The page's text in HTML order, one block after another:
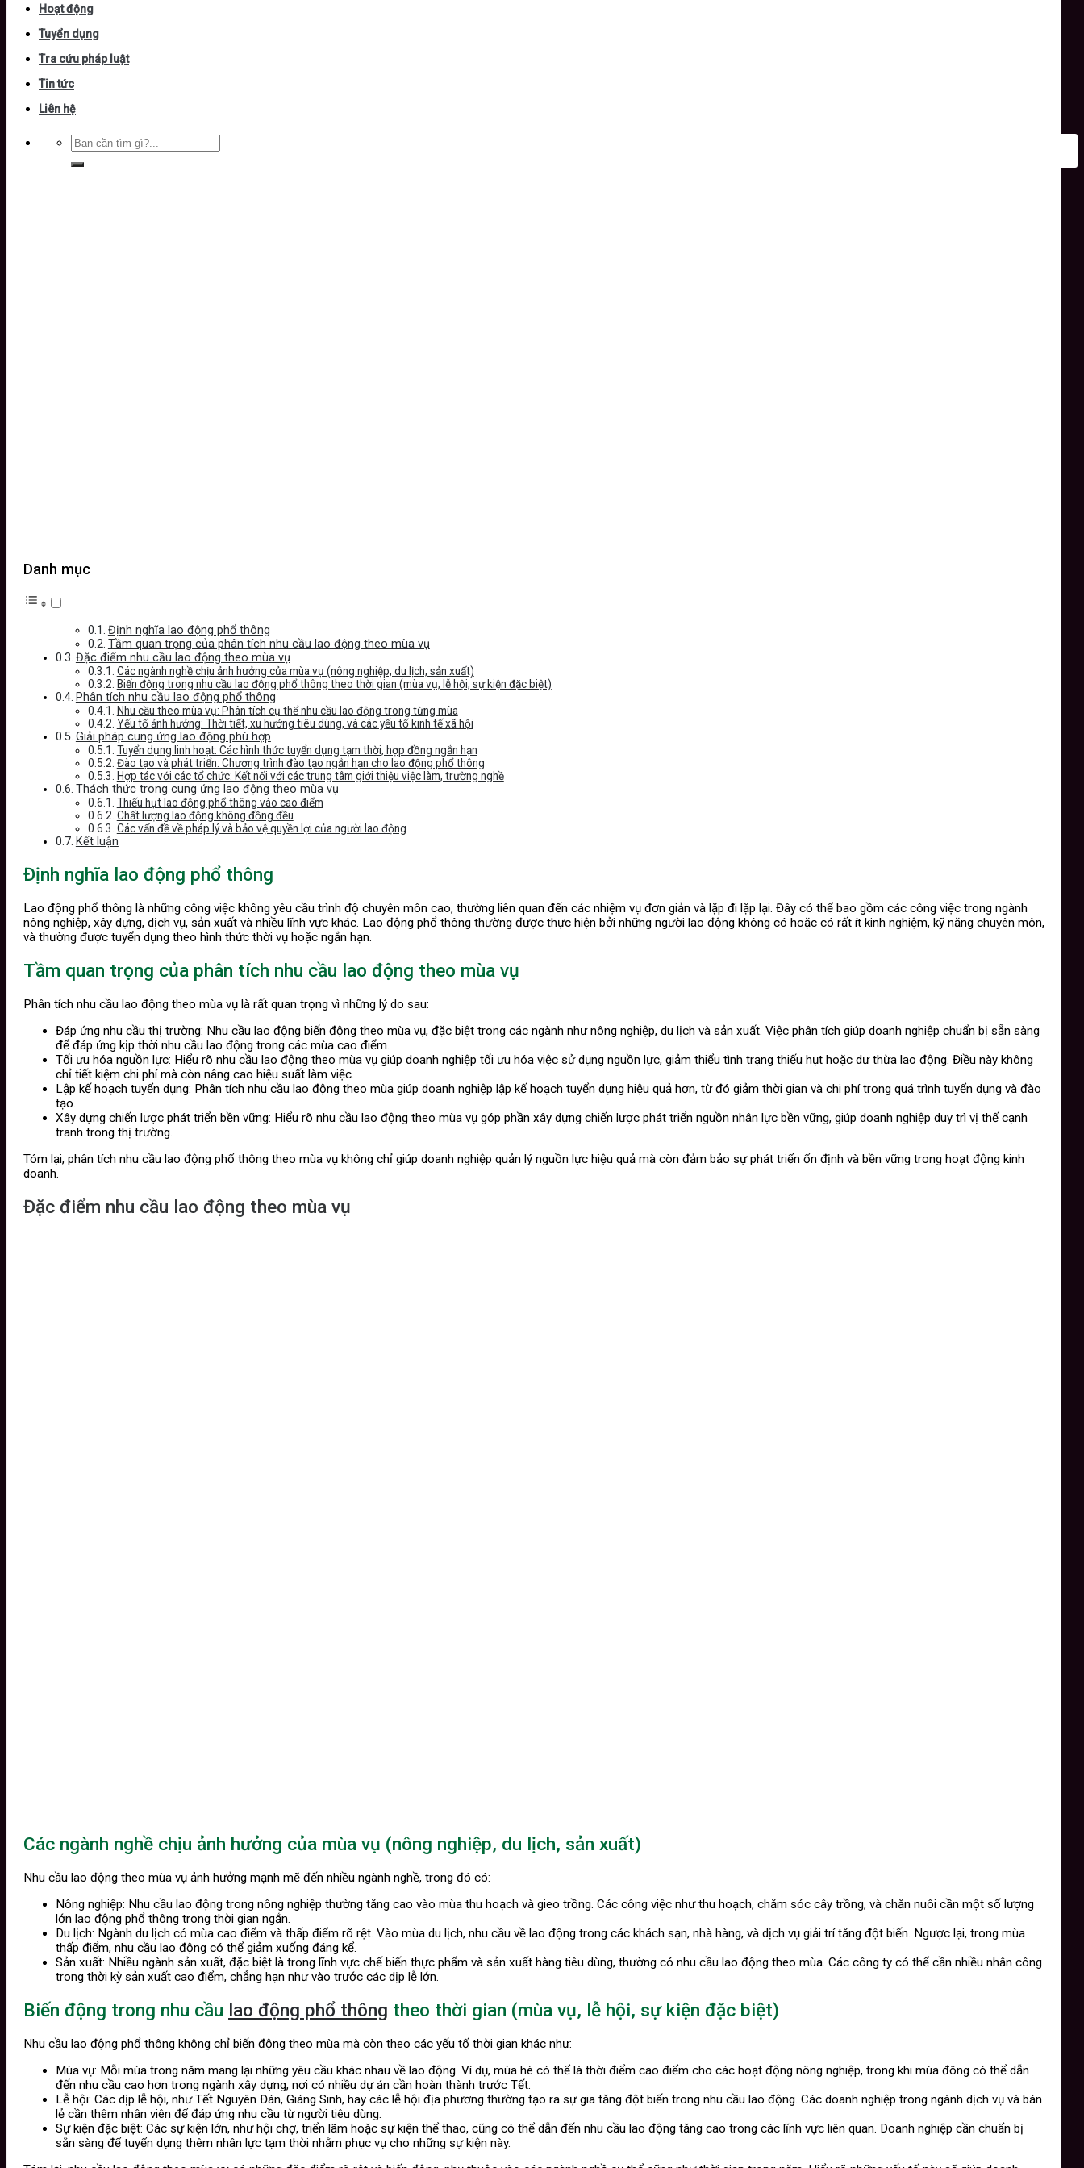
Hoạt động
Tuyển dụng
Tra cứu pháp luật
Tin tức
Liên hệ
Danh mục
Định nghĩa lao động phổ thông
Tầm quan trọng của phân tích nhu cầu lao động theo mùa vụ
Đặc điểm nhu cầu lao động theo mùa vụ
Các ngành nghề chịu ảnh hưởng của mùa vụ (nông nghiệp, du lịch, sản xuất)
Biến động trong nhu cầu lao động phổ thông theo thời gian (mùa vụ, lễ hội, sự kiện đặc biệt)
Phân tích nhu cầu lao động phổ thông
Nhu cầu theo mùa vụ: Phân tích cụ thể nhu cầu lao động trong từng mùa
Yếu tố ảnh hưởng: Thời tiết, xu hướng tiêu dùng, và các yếu tố kinh tế xã hội
Giải pháp cung ứng lao động phù hợp
Tuyển dụng linh hoạt: Các hình thức tuyển dụng tạm thời, hợp đồng ngắn hạn
Đào tạo và phát triển: Chương trình đào tạo ngắn hạn cho lao động phổ thông
Hợp tác với các tổ chức: Kết nối với các trung tâm giới thiệu việc làm, trường nghề
Thách thức trong cung ứng lao động theo mùa vụ
Thiếu hụt lao động phổ thông vào cao điểm
Chất lượng lao động không đồng đều
Các vấn đề về pháp lý và bảo vệ quyền lợi của người lao động
Kết luận
Định nghĩa lao động phổ thông
Lao động phổ thông là những công việc không yêu cầu trình độ chuyên môn cao, thường liên quan đến các nhiệm vụ đơn giản và lặp đi lặp lại. Đây có thể bao gồm các công việc trong ngành
nông nghiệp, xây dựng, dịch vụ, sản xuất và nhiều lĩnh vực khác. Lao động phổ thông thường được thực hiện bởi những người lao động không có hoặc có rất ít kinh nghiệm, kỹ năng chuyên môn,
và thường được tuyển dụng theo hình thức thời vụ hoặc ngắn hạn.
Tầm quan trọng của phân tích nhu cầu lao động theo mùa vụ
Phân tích nhu cầu lao động theo mùa vụ là rất quan trọng vì những lý do sau:
Đáp ứng nhu cầu thị trường: Nhu cầu lao động biến động theo mùa vụ, đặc biệt trong các ngành như nông nghiệp, du lịch và sản xuất. Việc phân tích giúp doanh nghiệp chuẩn bị sẵn sàng
để đáp ứng kịp thời nhu cầu lao động trong các mùa cao điểm.
Tối ưu hóa nguồn lực: Hiểu rõ nhu cầu lao động theo mùa vụ giúp doanh nghiệp tối ưu hóa việc sử dụng nguồn lực, giảm thiểu tình trạng thiếu hụt hoặc dư thừa lao động. Điều này không
chỉ tiết kiệm chi phí mà còn nâng cao hiệu suất làm việc.
Lập kế hoạch tuyển dụng: Phân tích nhu cầu lao động theo mùa giúp doanh nghiệp lập kế hoạch tuyển dụng hiệu quả hơn, từ đó giảm thời gian và chi phí trong quá trình tuyển dụng và đào
tạo.
Xây dựng chiến lược phát triển bền vững: Hiểu rõ nhu cầu lao động theo mùa vụ góp phần xây dựng chiến lược phát triển nguồn nhân lực bền vững, giúp doanh nghiệp duy trì vị thế cạnh
tranh trong thị trường.
Tóm lại, phân tích nhu cầu lao động phổ thông theo mùa vụ không chỉ giúp doanh nghiệp quản lý nguồn lực hiệu quả mà còn đảm bảo sự phát triển ổn định và bền vững trong hoạt động kinh
doanh.
Đặc điểm nhu cầu lao động theo mùa vụ
Các ngành nghề chịu ảnh hưởng của mùa vụ (nông nghiệp, du lịch, sản xuất)
Nhu cầu lao động theo mùa vụ ảnh hưởng mạnh mẽ đến nhiều ngành nghề, trong đó có:
Nông nghiệp: Nhu cầu lao động trong nông nghiệp thường tăng cao vào mùa thu hoạch và gieo trồng. Các công việc như thu hoạch, chăm sóc cây trồng, và chăn nuôi cần một số lượng
lớn lao động phổ thông trong thời gian ngắn.
Du lịch: Ngành du lịch có mùa cao điểm và thấp điểm rõ rệt. Vào mùa du lịch, nhu cầu về lao động trong các khách sạn, nhà hàng, và dịch vụ giải trí tăng đột biến. Ngược lại, trong mùa
thấp điểm, nhu cầu lao động có thể giảm xuống đáng kể.
Sản xuất: Nhiều ngành sản xuất, đặc biệt là trong lĩnh vực chế biến thực phẩm và sản xuất hàng tiêu dùng, thường có nhu cầu lao động theo mùa. Các công ty có thể cần nhiều nhân công
trong thời kỳ sản xuất cao điểm, chẳng hạn như vào trước các dịp lễ lớn.
Biến động trong nhu cầu lao động phổ thông theo thời gian (mùa vụ, lễ hội, sự kiện đặc biệt)
Nhu cầu lao động phổ thông không chỉ biến động theo mùa mà còn theo các yếu tố thời gian khác như:
Mùa vụ: Mỗi mùa trong năm mang lại những yêu cầu khác nhau về lao động. Ví dụ, mùa hè có thể là thời điểm cao điểm cho các hoạt động nông nghiệp, trong khi mùa đông có thể dẫn
đến nhu cầu cao hơn trong ngành xây dựng, nơi có nhiều dự án cần hoàn thành trước Tết.
Lễ hội: Các dịp lễ hội, như Tết Nguyên Đán, Giáng Sinh, hay các lễ hội địa phương thường tạo ra sự gia tăng đột biến trong nhu cầu lao động. Các doanh nghiệp trong ngành dịch vụ và bán
lẻ cần thêm nhân viên để đáp ứng nhu cầu từ người tiêu dùng.
Sự kiện đặc biệt: Các sự kiện lớn, như hội chợ, triển lãm hoặc sự kiện thể thao, cũng có thể dẫn đến nhu cầu lao động tăng cao trong các lĩnh vực liên quan. Doanh nghiệp cần chuẩn bị
sẵn sàng để tuyển dụng thêm nhân lực tạm thời nhằm phục vụ cho những sự kiện này.